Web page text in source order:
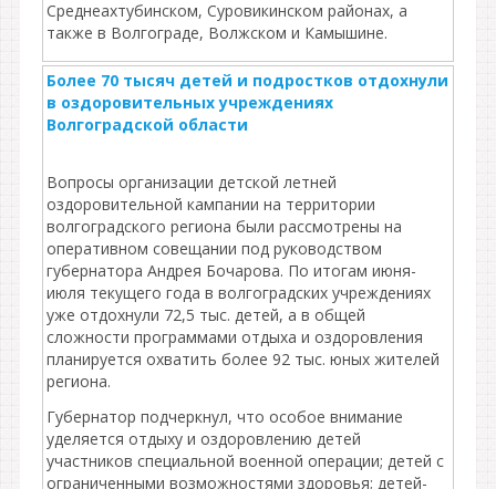
Среднеахтубинском, Суровикинском районах, а
также в Волгограде, Волжском и Камышине.
Более 70 тысяч детей и подростков отдохнули
в оздоровительных учреждениях
Волгоградской области
Вопросы организации детской летней
оздоровительной кампании на территории
волгоградского региона были рассмотрены на
оперативном совещании под руководством
губернатора Андрея Бочарова. По итогам июня-
июля текущего года в волгоградских учреждениях
уже отдохнули 72,5 тыс. детей, а в общей
сложности программами отдыха и оздоровления
планируется охватить более 92 тыс. юных жителей
региона.
Губернатор подчеркнул, что особое внимание
уделяется отдыху и оздоровлению детей
участников специальной военной операции; детей с
ограниченными возможностями здоровья; детей-